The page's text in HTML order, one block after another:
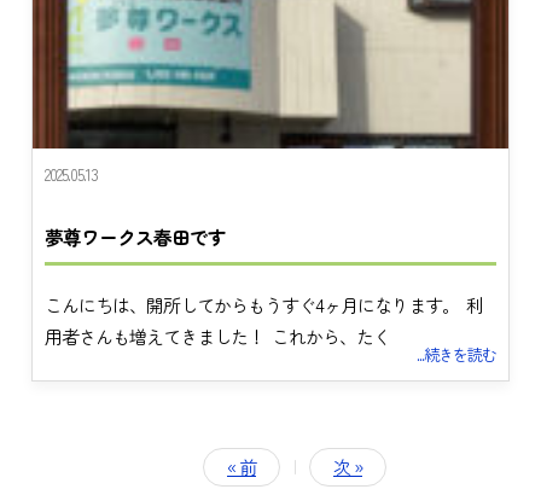
2025.05.13
夢尊ワークス春田です
こんにちは、開所してからもうすぐ4ヶ月になります。 利
用者さんも増えてきました！ これから、たく
...続きを読む
« 前 | 次 »
夢尊ワークスとは
ブログ